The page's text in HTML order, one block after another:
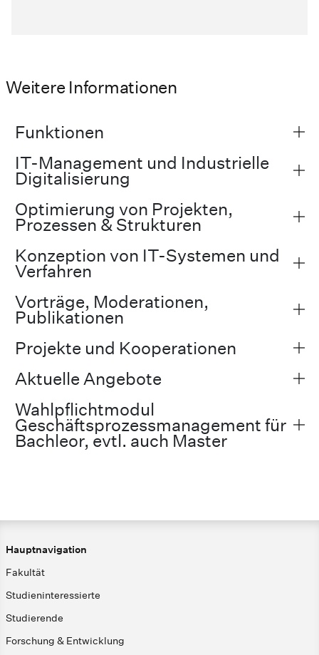
Weitere Informationen
Funktionen
IT-Management und Industrielle
Digitalisierung
Optimierung von Projekten,
Prozessen & Strukturen
Konzeption von IT-Systemen und
Verfahren
Vorträge, Moderationen,
Publikationen
Projekte und Kooperationen
Aktuelle Angebote
Wahlpflichtmodul
Geschäftsprozessmanagement für
Bachleor, evtl. auch Master
Hauptnavigation
Fakultät
Studieninteressierte
Studierende
Forschung & Entwicklung